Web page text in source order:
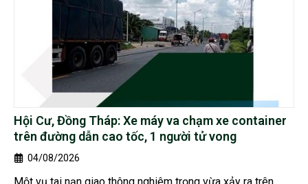
Hội Cư, Đồng Tháp: Xe máy va chạm xe container
trên đường dẫn cao tốc, 1 người tử vong
04/08/2026